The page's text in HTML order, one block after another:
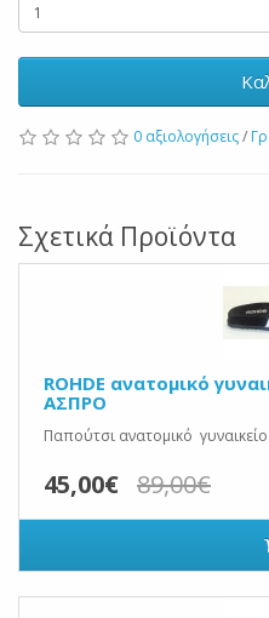
0 αξιολογήσεις/
Σχετικά Προϊόντα
ROHDE ανατομικό
ΑΣΠΡΟ
Παπούτσι ανατομικό
45,00€ 89,00€